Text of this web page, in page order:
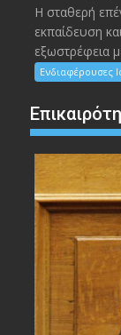
Η σταθερή
εκπαίδευση
εξωστρέφεια
Ενδιαφέρουσες